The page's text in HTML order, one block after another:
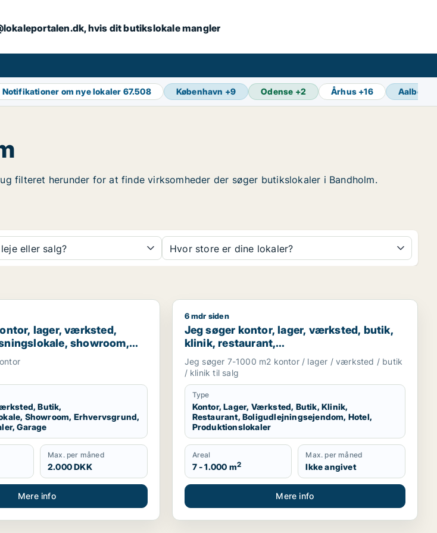
hvis dit butikslokale mangler
Notifikationer om nye lokaler 67.508 København +9 Odense +2 Århus +16 Aalborg
filteret herunder for at finde virksomheder der søger butikslokaler i Bandholm.
eller salg? Hvor store er dine lokaler?
lager, værksted, butik, undervisningslokale, showroom, erhvervsgrund,
lager, værksted,
showroom,
produktionslokaler eller
Region Sjælland eller
Butik,
Showroom, Erhvervsgrund,
Garage
Max. per måned
2.000 DKK
Mere info
Jeg søger kontor, lager, værksted, butik, klinik,
6 mdr siden
Jeg søger kontor, lager, værksted, butik,
klinik, restaurant,
boligudlejningsejendom, hotel eller
produktionslokaler til salg i Vordingborg,
Guldborgsund eller Lolland
Jeg søger 7-1000 m2 kontor / lager / værksted / butik
/ klinik til salg
Type
Kontor, Lager, Værksted, Butik, Klinik,
Restaurant, Boligudlejningsejendom, Hotel,
Produktionslokaler
Areal
7 - 1.000 m2
Max. per måned
Ikke angivet
Mere info